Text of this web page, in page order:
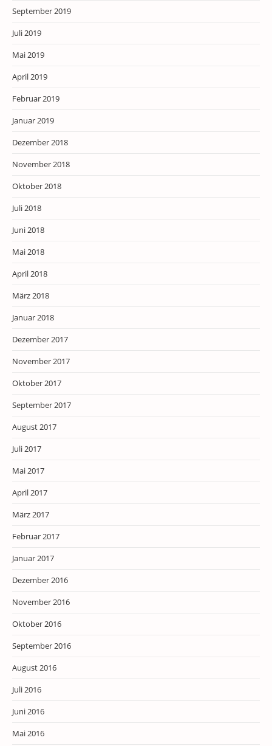
September 2019
Juli 2019
Mai 2019
April 2019
Februar 2019
Januar 2019
Dezember 2018
November 2018
Oktober 2018
Juli 2018
Juni 2018
Mai 2018
April 2018
März 2018
Januar 2018
Dezember 2017
November 2017
Oktober 2017
September 2017
August 2017
Juli 2017
Mai 2017
April 2017
März 2017
Februar 2017
Januar 2017
Dezember 2016
November 2016
Oktober 2016
September 2016
August 2016
Juli 2016
Juni 2016
Mai 2016